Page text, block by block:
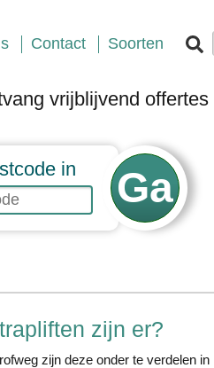
Contact Soorten
vrijblijvend offertes
in
zijn er?
zijn deze onder te verdelen